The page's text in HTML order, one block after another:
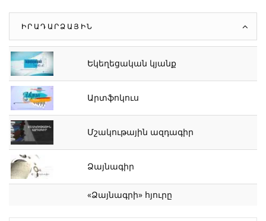
ԻՐԱԴԱՐՁԱՅԻՆ
Եկեղեցական կյանք
Արտֆոկուս
Մշակութային ազդագիր
Ձայնագիր
«Ձայնագրի» հյուրը